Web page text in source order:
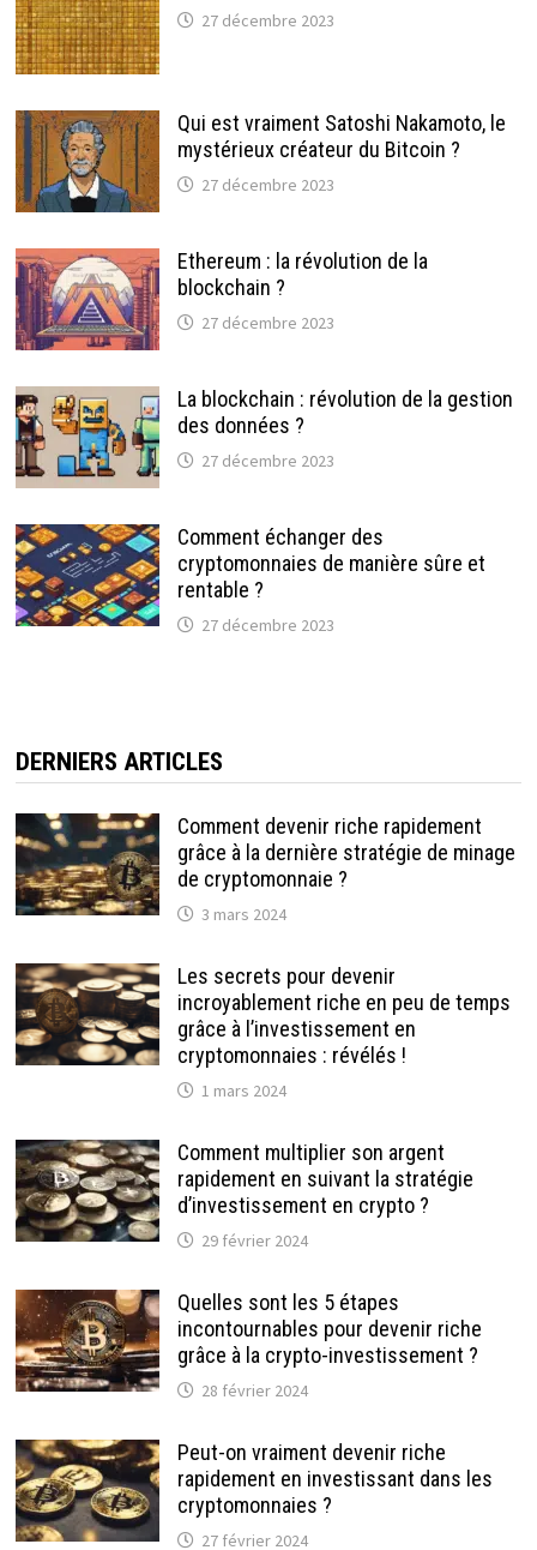
27 décembre 2023
Qui est vraiment Satoshi Nakamoto, le
mystérieux créateur du Bitcoin ?
27 décembre 2023
Ethereum : la révolution de la
blockchain ?
27 décembre 2023
La blockchain : révolution de la gestion
des données ?
27 décembre 2023
Comment échanger des
cryptomonnaies de manière sûre et
rentable ?
27 décembre 2023
DERNIERS ARTICLES
Comment devenir riche rapidement
grâce à la dernière stratégie de minage
de cryptomonnaie ?
3 mars 2024
Les secrets pour devenir
incroyablement riche en peu de temps
grâce à l’investissement en
cryptomonnaies : révélés !
1 mars 2024
Comment multiplier son argent
rapidement en suivant la stratégie
d’investissement en crypto ?
29 février 2024
Quelles sont les 5 étapes
incontournables pour devenir riche
grâce à la crypto-investissement ?
28 février 2024
Peut-on vraiment devenir riche
rapidement en investissant dans les
cryptomonnaies ?
27 février 2024